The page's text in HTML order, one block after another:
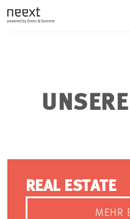
REAL ESTATE
MEHR